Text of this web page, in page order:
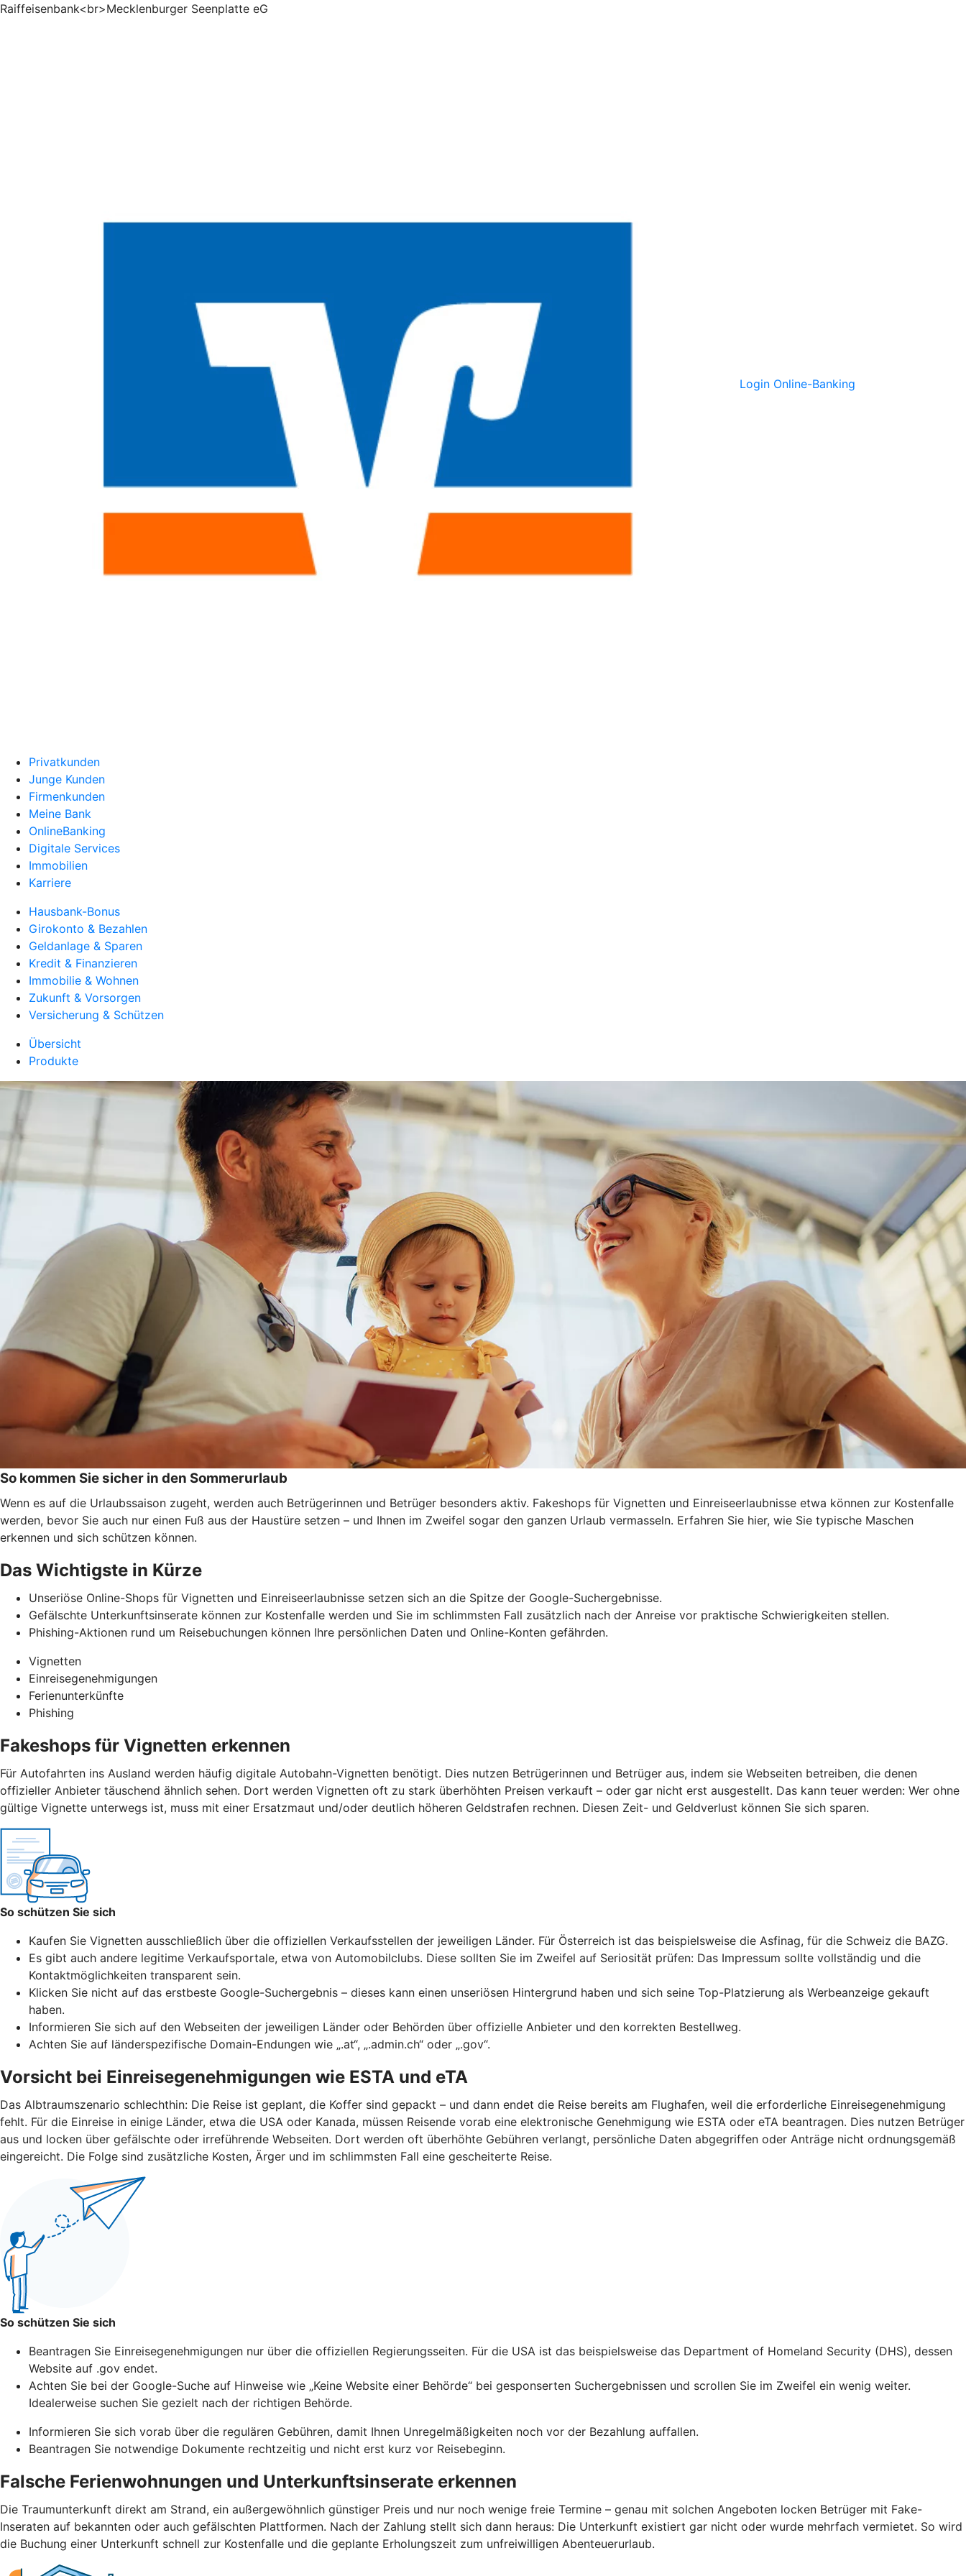
Raiffeisenbank<br>Mecklenburger Seenplatte eG
Login Online-Banking
Privatkunden
Junge Kunden
Firmenkunden
Meine Bank
OnlineBanking
Digitale Services
Immobilien
Karriere
Hausbank-Bonus
Girokonto & Bezahlen
Geldanlage & Sparen
Kredit & Finanzieren
Immobilie & Wohnen
Zukunft & Vorsorgen
Versicherung & Schützen
Übersicht
Produkte
So kommen Sie sicher in den Sommerurlaub
Wenn es auf die Urlaubssaison zugeht, werden auch Betrügerinnen und Betrüger besonders aktiv. Fakeshops für Vignetten und Einreiseerlaubnisse etwa können zur Kostenfalle
werden, bevor Sie auch nur einen Fuß aus der Haustüre setzen – und Ihnen im Zweifel sogar den ganzen Urlaub vermasseln. Erfahren Sie hier, wie Sie typische Maschen
erkennen und sich schützen können.
Das Wichtigste in Kürze
Unseriöse Online-Shops für Vignetten und Einreiseerlaubnisse setzen sich an die Spitze der Google-Suchergebnisse.
Gefälschte Unterkunftsinserate können zur Kostenfalle werden und Sie im schlimmsten Fall zusätzlich nach der Anreise vor praktische Schwierigkeiten stellen.
Phishing-Aktionen rund um Reisebuchungen können Ihre persönlichen Daten und Online-Konten gefährden.
Vignetten
Einreisegenehmigungen
Ferienunterkünfte
Phishing
Fakeshops für Vignetten erkennen
Für Autofahrten ins Ausland werden häufig digitale Autobahn-Vignetten benötigt. Dies nutzen Betrügerinnen und Betrüger aus, indem sie Webseiten betreiben, die denen
offizieller Anbieter täuschend ähnlich sehen. Dort werden Vignetten oft zu stark überhöhten Preisen verkauft – oder gar nicht erst ausgestellt. Das kann teuer werden: Wer ohne
gültige Vignette unterwegs ist, muss mit einer Ersatzmaut und/oder deutlich höheren Geldstrafen rechnen. Diesen Zeit- und Geldverlust können Sie sich sparen.
So schützen Sie sich
Kaufen Sie Vignetten ausschließlich über die offiziellen Verkaufsstellen der jeweiligen Länder. Für Österreich ist das beispielsweise die Asfinag, für die Schweiz die BAZG.
Es gibt auch andere legitime Verkaufsportale, etwa von Automobilclubs. Diese sollten Sie im Zweifel auf Seriosität prüfen: Das Impressum sollte vollständig und die
Kontaktmöglichkeiten transparent sein.
Klicken Sie nicht auf das erstbeste Google-Suchergebnis – dieses kann einen unseriösen Hintergrund haben und sich seine Top-Platzierung als Werbeanzeige gekauft
haben.
Informieren Sie sich auf den Webseiten der jeweiligen Länder oder Behörden über offizielle Anbieter und den korrekten Bestellweg.
Achten Sie auf länderspezifische Domain-Endungen wie „.at“, „.admin.ch“ oder „.gov“.
Vorsicht bei Einreisegenehmigungen wie ESTA und eTA
Das Albtraumszenario schlechthin: Die Reise ist geplant, die Koffer sind gepackt – und dann endet die Reise bereits am Flughafen, weil die erforderliche Einreisegenehmigung
fehlt. Für die Einreise in einige Länder, etwa die USA oder Kanada, müssen Reisende vorab eine elektronische Genehmigung wie ESTA oder eTA beantragen. Dies nutzen Betrüger
aus und locken über gefälschte oder irreführende Webseiten. Dort werden oft überhöhte Gebühren verlangt, persönliche Daten abgegriffen oder Anträge nicht ordnungsgemäß
eingereicht. Die Folge sind zusätzliche Kosten, Ärger und im schlimmsten Fall eine gescheiterte Reise.
So schützen Sie sich
Beantragen Sie Einreisegenehmigungen nur über die offiziellen Regierungsseiten. Für die USA ist das beispielsweise das Department of Homeland Security (DHS), dessen
Website auf .gov endet.
Achten Sie bei der Google-Suche auf Hinweise wie „Keine Website einer Behörde“ bei gesponserten Suchergebnissen und scrollen Sie im Zweifel ein wenig weiter.
Idealerweise suchen Sie gezielt nach der richtigen Behörde.
Informieren Sie sich vorab über die regulären Gebühren, damit Ihnen Unregelmäßigkeiten noch vor der Bezahlung auffallen.
Beantragen Sie notwendige Dokumente rechtzeitig und nicht erst kurz vor Reisebeginn.
Falsche Ferienwohnungen und Unterkunftsinserate erkennen
Die Traumunterkunft direkt am Strand, ein außergewöhnlich günstiger Preis und nur noch wenige freie Termine – genau mit solchen Angeboten locken Betrüger mit Fake-
Inseraten auf bekannten oder auch gefälschten Plattformen. Nach der Zahlung stellt sich dann heraus: Die Unterkunft existiert gar nicht oder wurde mehrfach vermietet. So wird
die Buchung einer Unterkunft schnell zur Kostenfalle und die geplante Erholungszeit zum unfreiwilligen Abenteuerurlaub.